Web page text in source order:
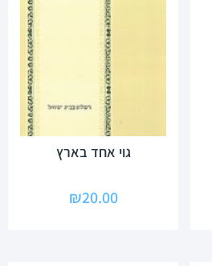
גוי אחד בארץ
₪20.00